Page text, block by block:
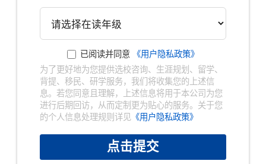
已阅读并同意
《用户隐私政策》
为了更好地为您提供选校咨询、生涯规划、留学、
背提、移民、研学服务，我们将收集您的上述信
息。若您同意且理解，上述信息将用于本公司为您
进行后期回访，从而定制更为贴心的服务。关于您
的个人信息处理规则详见《用户隐私政策》
点击提交
已阅读并同意 《用户隐私政策》
为了更好地为您提供选校咨询、生涯规划、留
学、背提、移民、研学服务，我们将收集您的上
司为您进行后期回访，从而定制更为贴心的服
务。关于您的个人信息处理规则详见
政策》